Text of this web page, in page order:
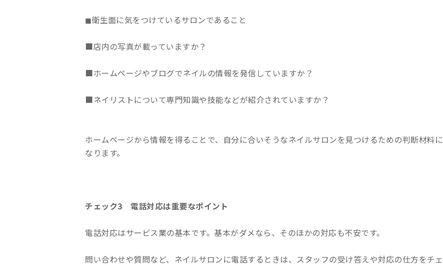
◼︎衛生面に気をつけているサロンであること
■店内の写真が載っていますか？
■ホームページやブログでネイルの情報を発信していますか？
■ネイリストについて専門知識や技能などが紹介されていますか？
ホームページから情報を得ることで、自分に合いそうなネイルサロンを見つけるための判断材料に
なります。
チェック3 電話対応は重要なポイント
電話対応はサービス業の基本です。基本がダメなら、そのほかの対応も不安です。
問い合わせや質問など、ネイルサロンに電話するときは、スタッフの受け答えや対応の仕方をチェ